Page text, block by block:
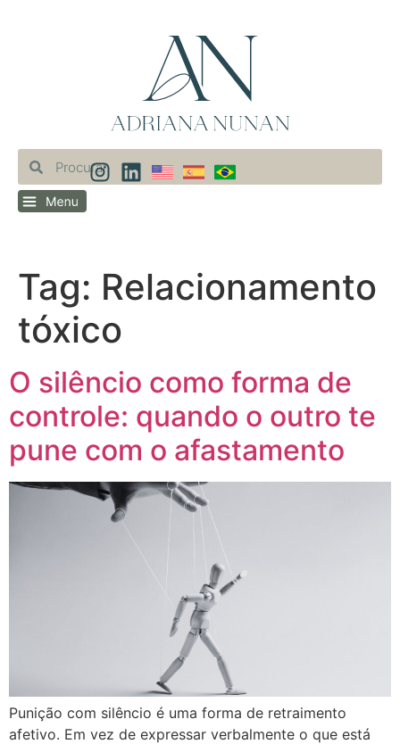
Tag: Relacionamento
tóxico
O silêncio como forma de
controle: quando o outro te
pune com o afastamento
Punição com silêncio é uma forma de retraimento
afetivo. Em vez de expressar verbalmente o que está